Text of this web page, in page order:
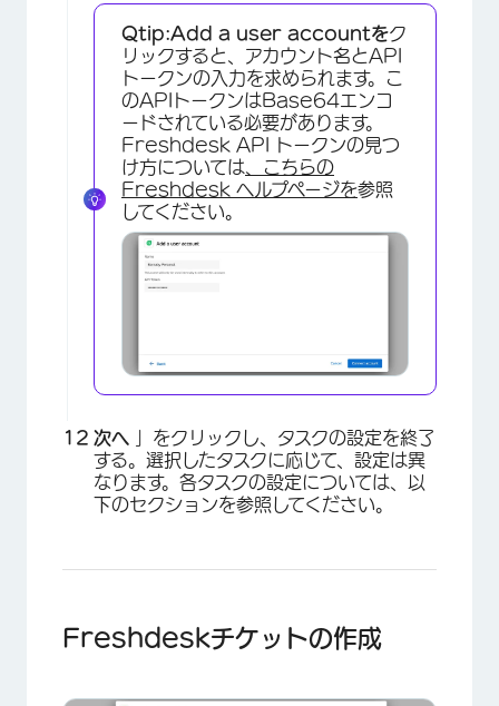
×
Qtip:Add a user accountをク
リックすると、アカウント名とAPI
トークンの入力を求められます。こ
のAPIトークンはBase64エンコ
ードされている必要があります。
Freshdesk API トークンの見つ
け方については 、こちらの
Freshdesk ヘルプページを参照
してください。
次へ
」をクリックし、タスクの設定を終了
する。選択したタスクに応じて、設定は異
なります。各タスクの設定については、以
下のセクションを参照してください。
Freshdeskチケットの作成